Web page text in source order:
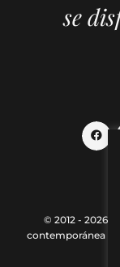
se
© 2012 - 2026
contemporánea |